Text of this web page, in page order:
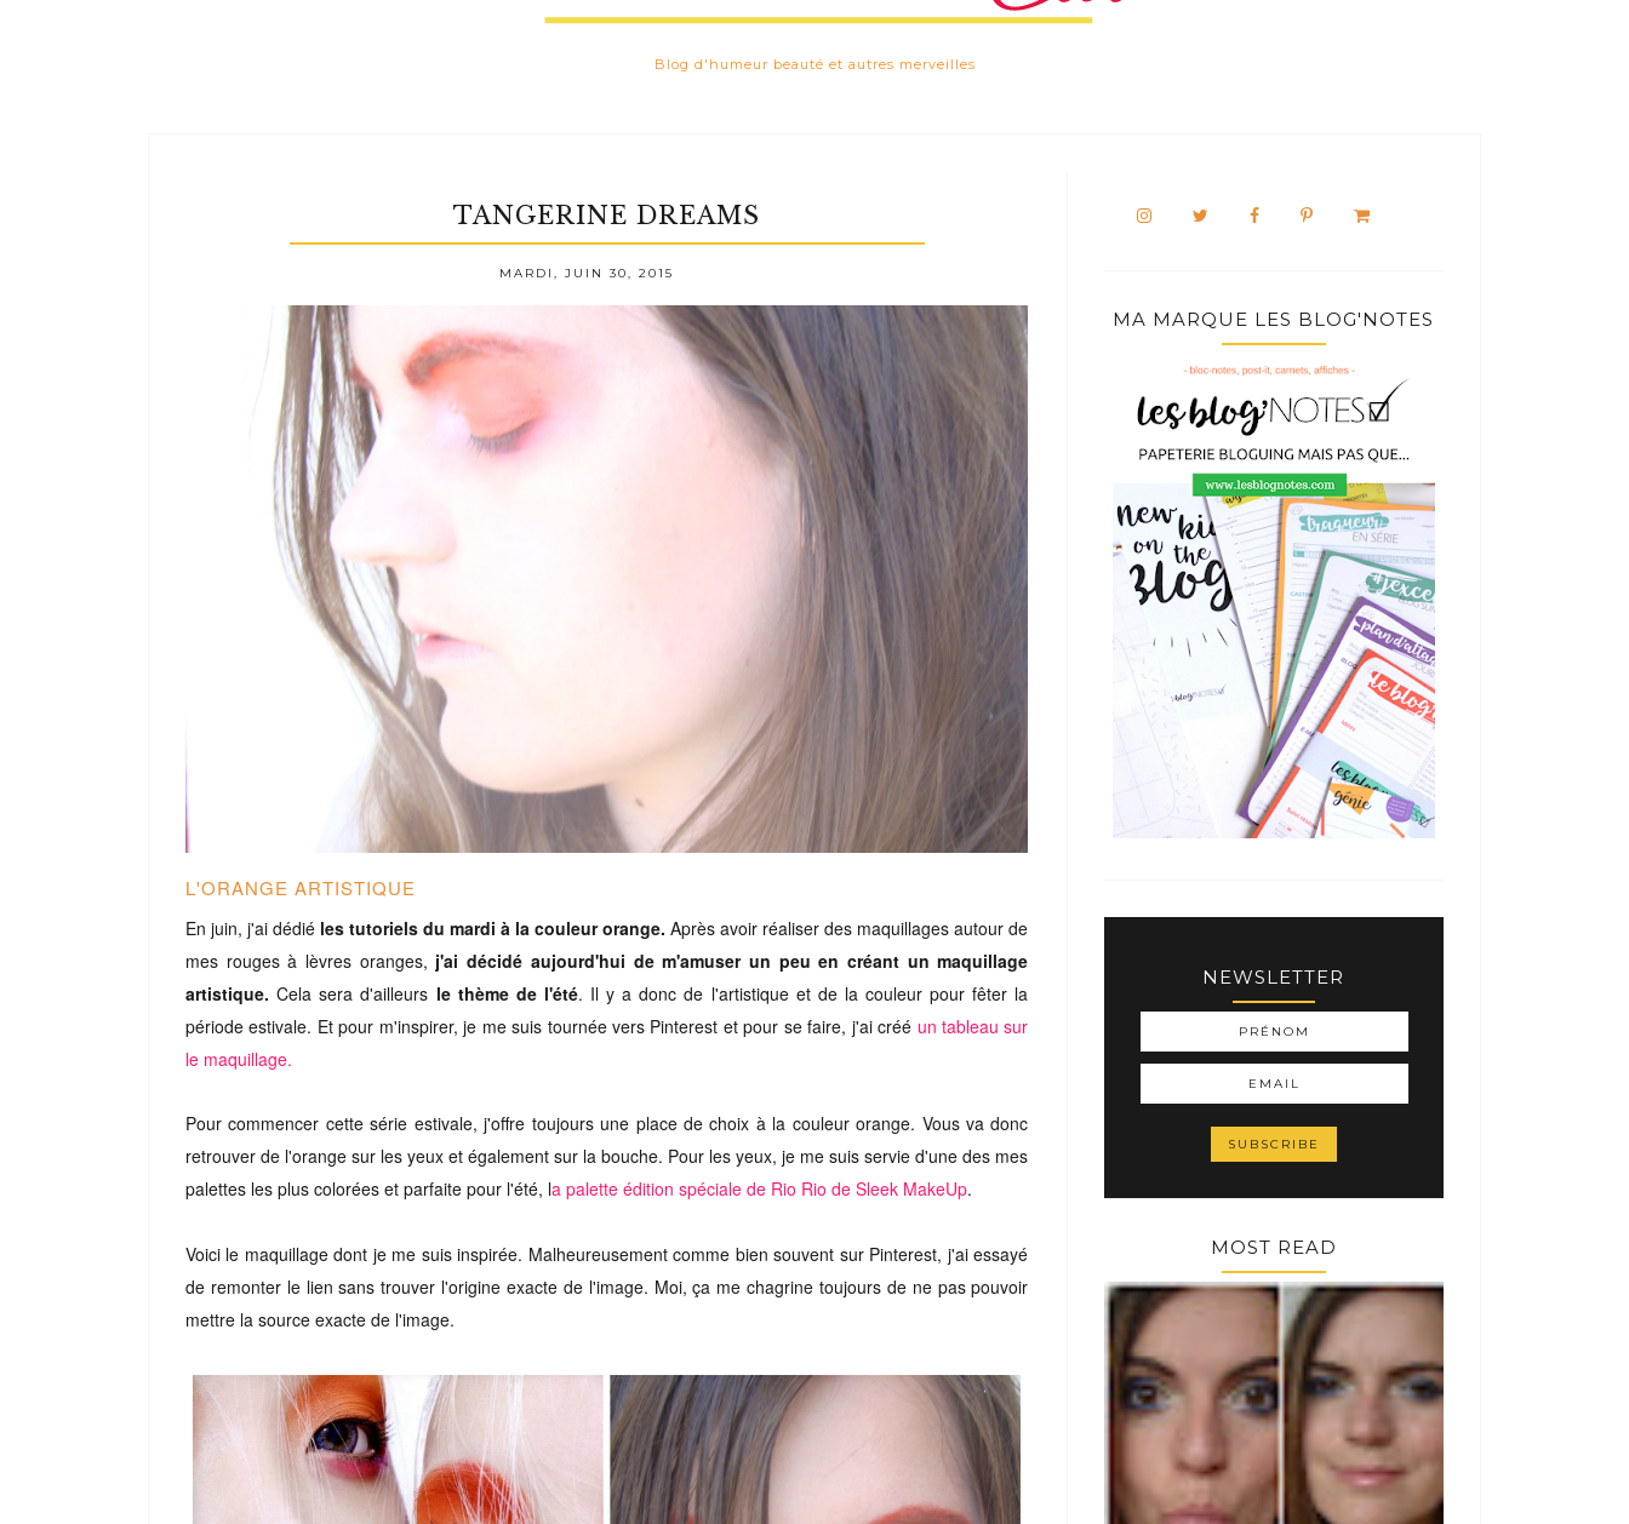
Blog d'humeur beauté et autres merveilles
TANGERINE DREAMS
MARDI, JUIN 30, 2015
L'ORANGE ARTISTIQUE
En juin, j'ai dédié les tutoriels du mardi à la couleur orange. Après avoir réaliser des maquillages autour de
mes rouges à lèvres oranges, j'ai décidé aujourd'hui de m'amuser un peu en créant un maquillage
artistique. Cela sera d'ailleurs le thème de l'été. Il y a donc de l'artistique et de la couleur pour fêter la
période estivale. Et pour m'inspirer, je me suis tournée vers Pinterest et pour se faire, j'ai créé un tableau sur
le maquillage.
Pour commencer cette série estivale, j'offre toujours une place de choix à la couleur orange. Vous va donc
retrouver de l'orange sur les yeux et également sur la bouche. Pour les yeux, je me suis servie d'une des mes
palettes les plus colorées et parfaite pour l'été, la palette édition spéciale de Rio Rio de Sleek MakeUp.
Voici le maquillage dont je me suis inspirée. Malheureusement comme bien souvent sur Pinterest, j'ai essayé
de remonter le lien sans trouver l'origine exacte de l'image. Moi, ça me chagrine toujours de ne pas pouvoir
mettre la source exacte de l'image.
MA MARQUE LES BLOG'NOTES
NEWSLETTER
MOST READ